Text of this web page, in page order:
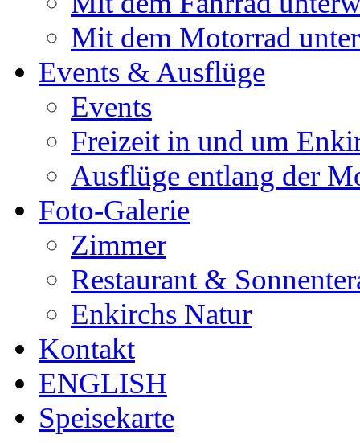
Mit dem Motorrad
Events & Ausflüge
Events
Freizeit in und um
Ausflüge entlang der
Foto-Galerie
Zimmer
Restaurant &
Enkirchs Natur
Kontakt
ENGLISH
Speisekarte